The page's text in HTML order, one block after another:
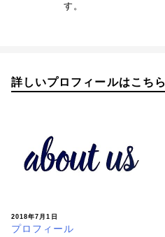
す。
詳しいプロフィールはこちら
2018年7月1日
プロフィール